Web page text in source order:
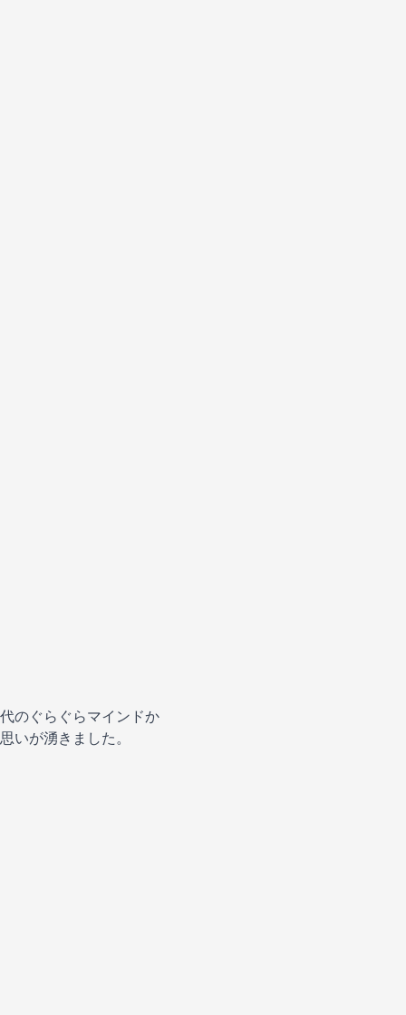
のぐらぐらマインドか
いが湧きました。